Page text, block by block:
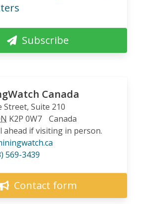
Subscribe
Canada
Street, Suite 210
K2P 0W7
Canada
ahead if visiting in person.
569-3439
Contact form